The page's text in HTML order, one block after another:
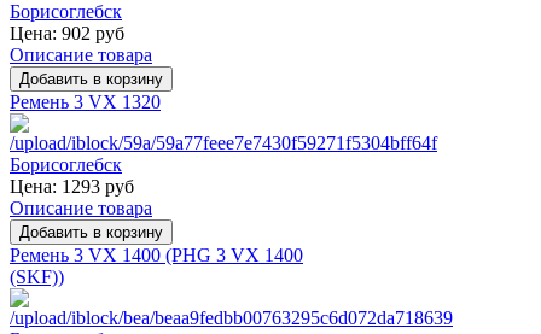
Цена: 902 руб
Описание товара
Ремень 3 VX 1320
Цена: 1293 руб
Описание товара
Ремень 3 VX 1400 (PHG 3 VX 1400
(SKF))